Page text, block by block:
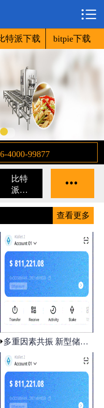
比特派钱包
比特派网址
bitpie钱包
比特派网站
bitpie安卓下载
bitpie下载

特派下载 bitpie下载
4000-99877
比特
派安
...
查看更多
多重因素共振 新型储以太坊钱包能相关上